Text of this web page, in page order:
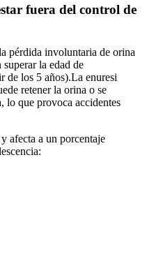
fuera del control de
pérdida involuntaria de orina
la edad de
de los 5 años).La enuresi
retener la orina o se
lo que provoca accidentes
afecta a un porcentaje